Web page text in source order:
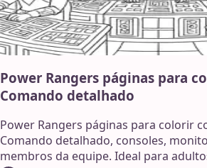
Power Rangers páginas para
Comando detalhado
Power Rangers páginas para colorir
Comando detalhado, consoles,
membros da equipe. Ideal para